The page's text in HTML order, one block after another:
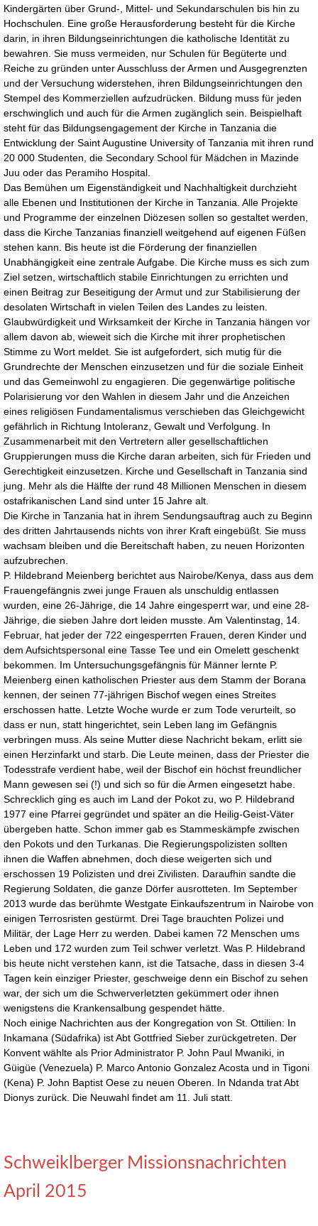
Kindergärten über Grund-, Mittel- und Sekundarschulen bis hin zu
Hochschulen. Eine große Herausforderung besteht für die Kirche
darin, in ihren Bildungseinrichtungen die katholische Identität zu
bewahren. Sie muss vermeiden, nur Schulen für Begüterte und
Reiche zu gründen unter Ausschluss der Armen und Ausgegrenzten
und der Versuchung widerstehen, ihren Bildungseinrichtungen den
Stempel des Kommerziellen aufzudrücken. Bildung muss für jeden
erschwinglich und auch für die Armen zugänglich sein. Beispielhaft
steht für das Bildungsengagement der Kirche in Tanzania die
Entwicklung der Saint Augustine University of Tanzania mit ihren rund
20 000 Studenten, die Secondary School für Mädchen in Mazinde
Juu oder das Peramiho Hospital.
Das Bemühen um Eigenständigkeit und Nachhaltigkeit durchzieht
alle Ebenen und Institutionen der Kirche in Tanzania. Alle Projekte
und Programme der einzelnen Diözesen sollen so gestaltet werden,
dass die Kirche Tanzanias finanziell weitgehend auf eigenen Füßen
stehen kann. Bis heute ist die Förderung der finanziellen
Unabhängigkeit eine zentrale Aufgabe. Die Kirche muss es sich zum
Ziel setzen, wirtschaftlich stabile Einrichtungen zu errichten und
einen Beitrag zur Beseitigung der Armut und zur Stabilisierung der
desolaten Wirtschaft in vielen Teilen des Landes zu leisten.
Glaubwürdigkeit und Wirksamkeit der Kirche in Tanzania hängen vor
allem davon ab, wieweit sich die Kirche mit ihrer prophetischen
Stimme zu Wort meldet. Sie ist aufgefordert, sich mutig für die
Grundrechte der Menschen einzusetzen und für die soziale Einheit
und das Gemeinwohl zu engagieren. Die gegenwärtige politische
Polarisierung vor den Wahlen in diesem Jahr und die Anzeichen
eines religiösen Fundamentalismus verschieben das Gleichgewicht
gefährlich in Richtung Intoleranz, Gewalt und Verfolgung. In
Zusammenarbeit mit den Vertretern aller gesellschaftlichen
Gruppierungen muss die Kirche daran arbeiten, sich für Frieden und
Gerechtigkeit einzusetzen. Kirche und Gesellschaft in Tanzania sind
jung. Mehr als die Hälfte der rund 48 Millionen Menschen in diesem
ostafrikanischen Land sind unter 15 Jahre alt.
Die Kirche in Tanzania hat in ihrem Sendungsauftrag auch zu Beginn
des dritten Jahrtausends nichts von ihrer Kraft eingebüßt. Sie muss
wachsam bleiben und die Bereitschaft haben, zu neuen Horizonten
aufzubrechen.
P. Hildebrand Meienberg berichtet aus Nairobe/Kenya, dass aus dem
Frauengefängnis zwei junge Frauen als unschuldig entlassen
wurden, eine 26-Jährige, die 14 Jahre eingesperrt war, und eine 28-
Jährige, die sieben Jahre dort leiden musste. Am Valentinstag, 14.
Februar, hat jeder der 722 eingesperrten Frauen, deren Kinder und
dem Aufsichtspersonal eine Tasse Tee und ein Omelett geschenkt
bekommen. Im Untersuchungsgefängnis für Männer lernte P.
Meienberg einen katholischen Priester aus dem Stamm der Borana
kennen, der seinen 77-jährigen Bischof wegen eines Streites
erschossen hatte. Letzte Woche wurde er zum Tode verurteilt, so
dass er nun, statt hingerichtet, sein Leben lang im Gefängnis
verbringen muss. Als seine Mutter diese Nachricht bekam, erlitt sie
einen Herzinfarkt und starb. Die Leute meinen, dass der Priester die
Todesstrafe verdient habe, weil der Bischof ein höchst freundlicher
Mann gewesen sei (!) und sich so für die Armen eingesetzt habe.
Schrecklich ging es auch im Land der Pokot zu, wo P. Hildebrand
1977 eine Pfarrei gegründet und später an die Heilig-Geist-Väter
übergeben hatte. Schon immer gab es Stammeskämpfe zwischen
den Pokots und den Turkanas. Die Regierungspolizisten sollten
ihnen die Waffen abnehmen, doch diese weigerten sich und
erschossen 19 Polizisten und drei Zivilisten. Daraufhin sandte die
Regierung Soldaten, die ganze Dörfer ausrotteten. Im September
2013 wurde das berühmte Westgate Einkaufszentrum in Nairobe von
einigen Terrosristen gestürmt. Drei Tage brauchten Polizei und
Militär, der Lage Herr zu werden. Dabei kamen 72 Menschen ums
Leben und 172 wurden zum Teil schwer verletzt. Was P. Hildebrand
bis heute nicht verstehen kann, ist die Tatsache, dass in diesen 3-4
Tagen kein einziger Priester, geschweige denn ein Bischof zu sehen
war, der sich um die Schwerverletzten gekümmert oder ihnen
wenigstens die Krankensalbung gespendet hätte.
Noch einige Nachrichten aus der Kongregation von St. Ottilien: In
Inkamana (Südafrika) ist Abt Gottfried Sieber zurückgetreten. Der
Konvent wählte als Prior Administrator P. John Paul Mwaniki, in
Güigüe (Venezuela) P. Marco Antonio Gonzalez Acosta und in Tigoni
(Kena) P. John Baptist Oese zu neuen Oberen. In Ndanda trat Abt
Dionys zurück. Die Neuwahl findet am 11. Juli statt.
Schweiklberger Missionsnachrichten
April 2015